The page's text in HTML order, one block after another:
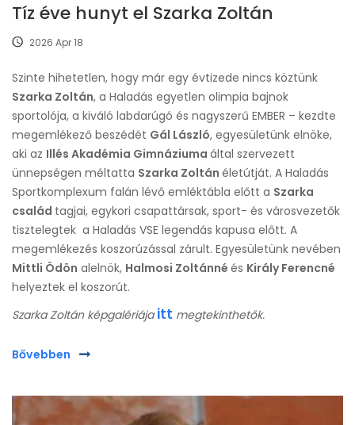
Tíz éve hunyt el Szarka Zoltán
2026 Apr 18
Szinte hihetetlen, hogy már egy évtizede nincs köztünk
Szarka Zoltán, a Haladás egyetlen olimpia bajnok
sportolója, a kiváló labdarúgó és nagyszerű EMBER – kezdte
megemlékező beszédét Gál László, egyesületünk elnöke,
aki az Illés Akadémia Gimnáziuma által szervezett
ünnepségen méltatta Szarka Zoltán életútját. A Haladás
Sportkomplexum falán lévő emléktábla előtt a Szarka
család tagjai, egykori csapattársak, sport- és városvezetők
tisztelegtek a Haladás VSE legendás kapusa előtt. A
megemlékezés koszorúzással zárult. Egyesületünk nevében
Mittli Ödön alelnök, Halmosi Zoltánné és Király Ferencné
helyeztek el koszorút.
Szarka Zoltán képgalériája itt megtekinthetők.
Bővebben